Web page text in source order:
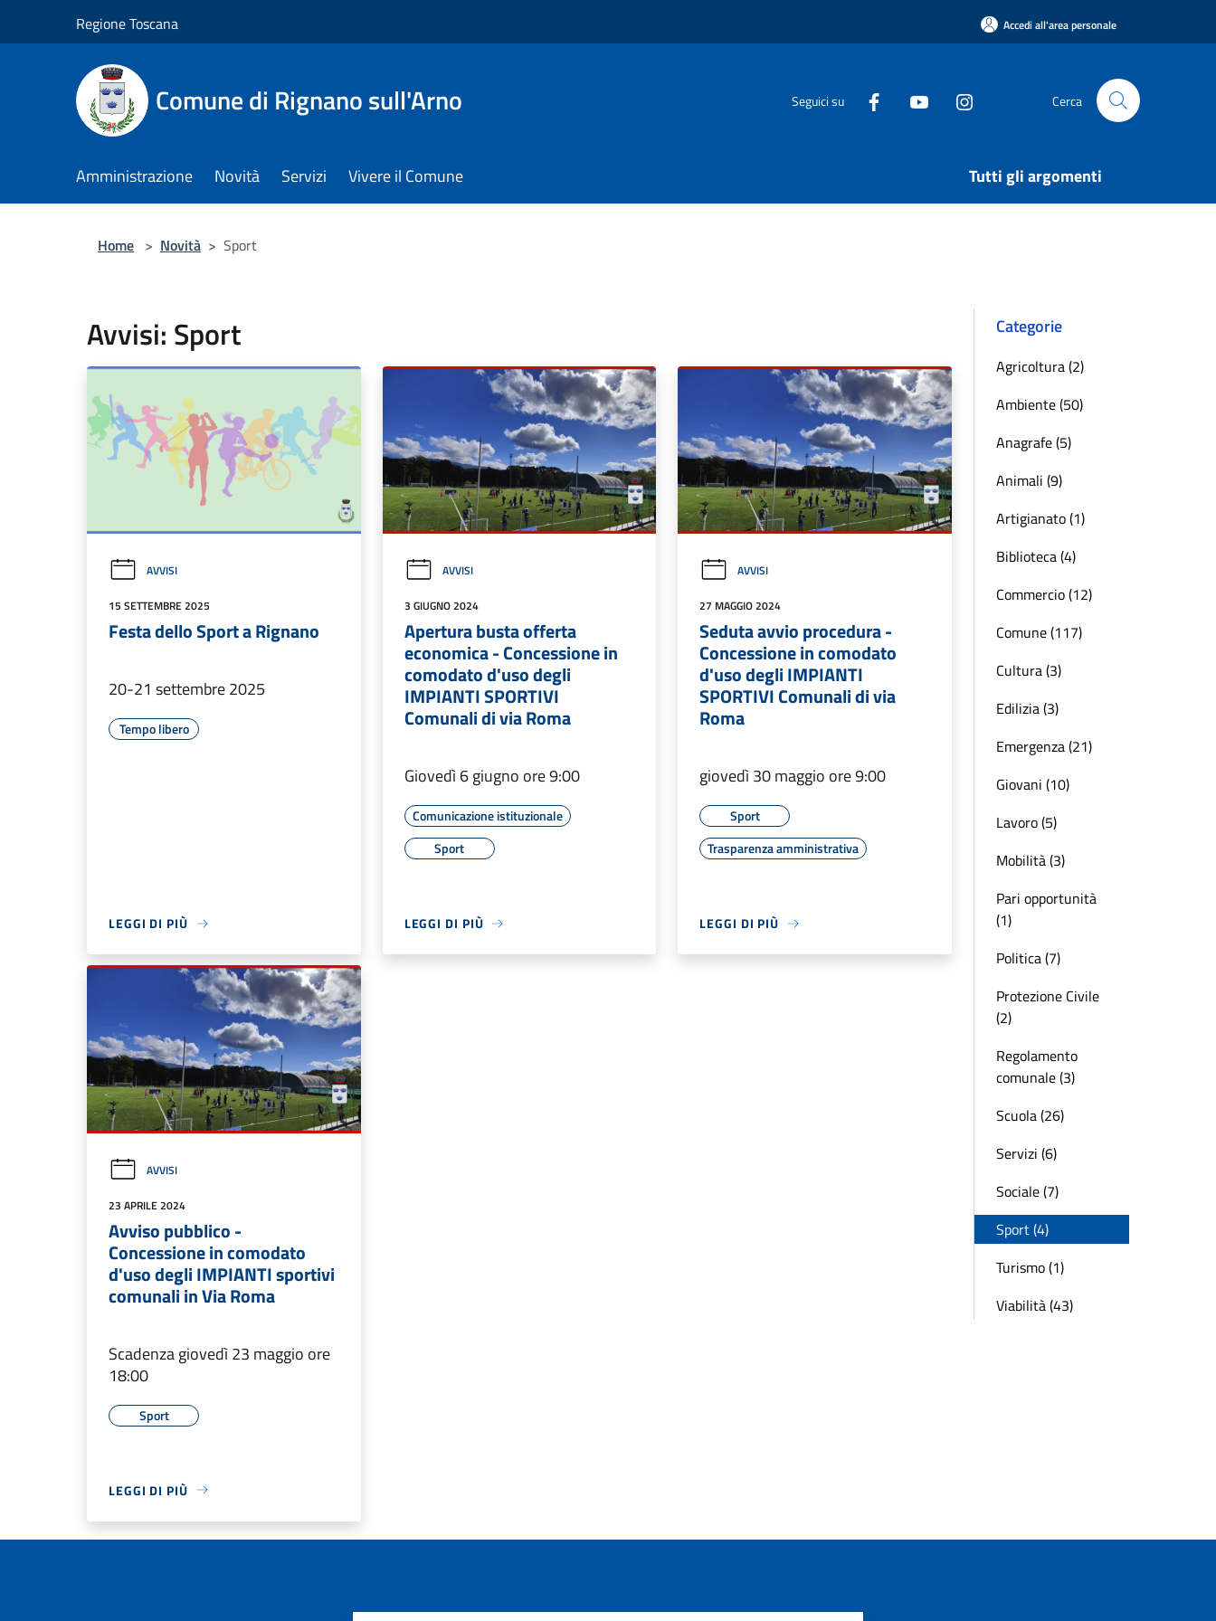
Regione Toscana Accedi all'area personale
Comune di Rignano sull'Arno Seguici su Cerca
Amministrazione Novità Servizi Vivere il Comune Tutti gli argomenti
Home > Novità > Sport
Avvisi: Sport
AVVISI
15 SETTEMBRE 2025
Festa dello Sport a Rignano
20-21 settembre 2025
Tempo libero
LEGGI DI PIÙ
AVVISI
3 GIUGNO 2024
Apertura busta offerta
economica - Concessione in
comodato d'uso degli
IMPIANTI SPORTIVI
Comunali di via Roma
Giovedì 6 giugno ore 9:00
Comunicazione istituzionale
Sport
LEGGI DI PIÙ
AVVISI
27 MAGGIO 2024
Seduta avvio procedura -
Concessione in comodato
d'uso degli IMPIANTI
SPORTIVI Comunali di via
Roma
giovedì 30 maggio ore 9:00
Sport
Trasparenza amministrativa
LEGGI DI PIÙ
AVVISI
23 APRILE 2024
Avviso pubblico -
Concessione in comodato
d'uso degli IMPIANTI sportivi
comunali in Via Roma
Scadenza giovedì 23 maggio ore
18:00
Sport
LEGGI DI PIÙ
Categorie
Agricoltura (2)
Ambiente (50)
Anagrafe (5)
Animali (9)
Artigianato (1)
Biblioteca (4)
Commercio (12)
Comune (117)
Cultura (3)
Edilizia (3)
Emergenza (21)
Giovani (10)
Lavoro (5)
Mobilità (3)
Pari opportunità
(1)
Politica (7)
Protezione Civile
(2)
Regolamento
comunale (3)
Scuola (26)
Servizi (6)
Sociale (7)
Sport (4)
Turismo (1)
Viabilità (43)